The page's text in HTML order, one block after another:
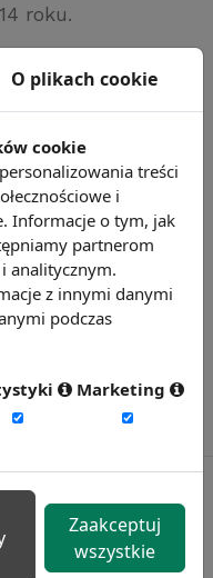
roku.
więcej?
O plikach cookie
cookie
treści
i
Informacje o tym, jak
partnerom
analitycznym.
z innymi danymi
podczas
Marketing
Zaakceptuj
wszystkie